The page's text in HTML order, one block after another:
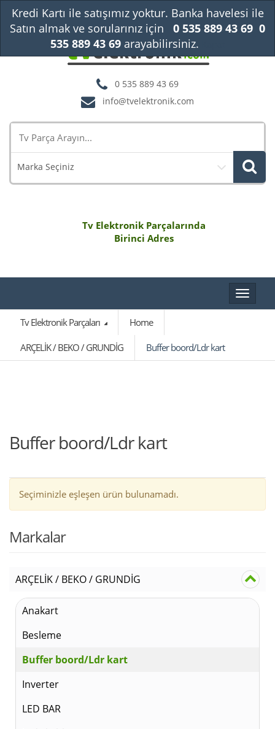
0 535 889 43 69
info@tvelektronik.com
Marka Seçiniz
Tv Elektronik Parçalarında
Birinci Adres
Toggle
Tv Elektronik Parçaları
Home
ARÇELİK / BEKO / GRUNDİG Buffer boord/Ldr kart
Buffer boord/Ldr kart
Seçiminizle eşleşen ürün bulunamadı.
Markalar
ARÇELİK / BEKO / GRUNDİG
Anakart
Besleme
Buffer boord/Ldr kart
Inverter
LED BAR
Kredi Kartı ile satışımız yoktur. Banka havelesi ile
Satın almak ve sorularınız için
0 535 889 43 69 0
535 889 43 69arayabilirsiniz.